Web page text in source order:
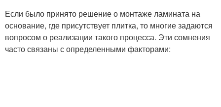
Если было принято решение о монтаже ламината на
основание, где присутствует плитка, то многие задаются
вопросом о реализации такого процесса. Эти сомнения
часто связаны с определенными факторами: